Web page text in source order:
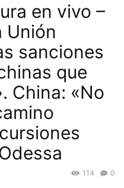
en vivo –
Unión
sanciones
que
China: «No
0
114